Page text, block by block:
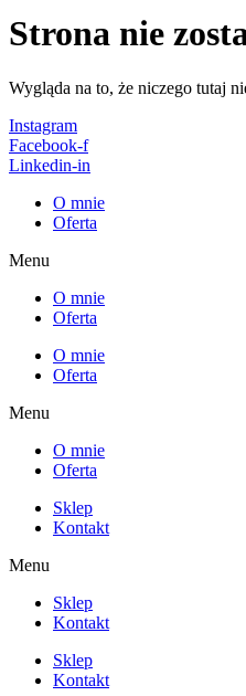
Strona nie
Wygląda na to, że niczego tutaj
Instagram
Facebook-f
Linkedin-in
O mnie
Oferta
Menu
O mnie
Oferta
O mnie
Oferta
Menu
O mnie
Oferta
Sklep
Kontakt
Menu
Sklep
Kontakt
Sklep
Kontakt